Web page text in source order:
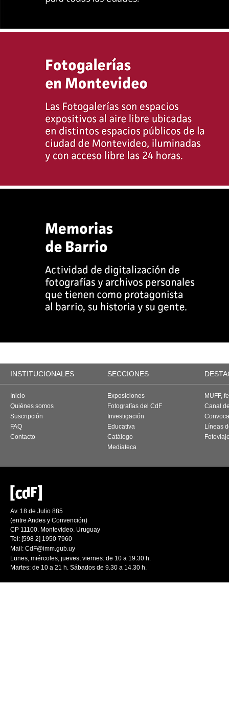
INSTITUCIONALES SECCIONES
Inicio
Quiénes somos
Suscripción
FAQ
Contacto
Exposiciones
Fotografías del CdF
Investigación
Educativa
Catálogo
Mediateca
MUFF,
Canal
Líneas
Av. 18 de Julio 885
(entre Andes y Convención)
CP 11100. Montevideo. Uruguay
Tel: [598 2] 1950 7960
Mail: CdF@imm.gub.uy
Lunes, miércoles, jueves, viernes: de 10 a 19.30 h.
Martes: de 10 a 21 h. Sábados de 9.30 a 14.30 h.